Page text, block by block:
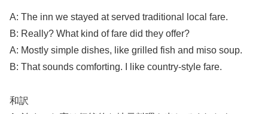
A: The inn we stayed at served traditional local fare.
B: Really? What kind of fare did they offer?
A: Mostly simple dishes, like grilled fish and miso soup.
B: That sounds comforting. I like country-style fare.
和訳